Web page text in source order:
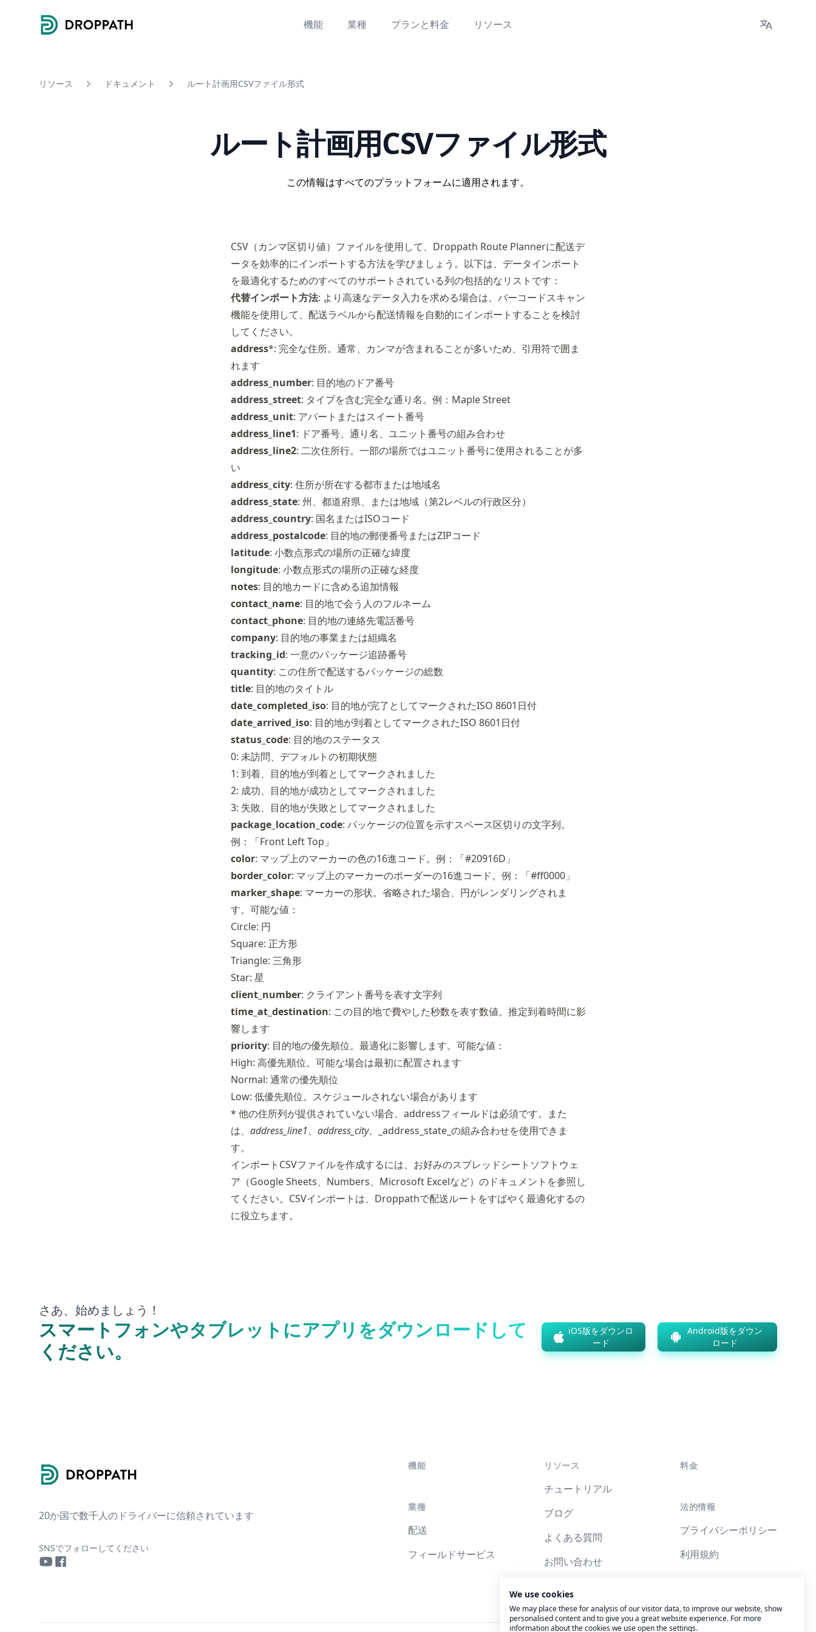
Droppath
機能 業種 プランと料金 リソース Languages
リソース ドキュメント ルート計画用CSVファイル形式
ルート計画用CSVファイル形式
この情報はすべてのプラットフォームに適用されます。
CSV（カンマ区切り値）ファイルを使用して、Droppath Route Plannerに配送デ
ータを効率的にインポートする方法を学びましょう。以下は、データインポート
を最適化するためのすべてのサポートされている列の包括的なリストです：
代替インポート方法: より高速なデータ入力を求める場合は、 バーコードスキャン
機能を使用して、配送ラベルから配送情報を自動的にインポートすることを検討
してください。
address*: 完全な住所。通常、カンマが含まれることが多いため、引用符で囲ま
れます
address_number: 目的地のドア番号
address_street: タイプを含む完全な通り名。例：Maple Street
address_unit: アパートまたはスイート番号
address_line1: ドア番号、通り名、ユニット番号の組み合わせ
address_line2: 二次住所行。一部の場所ではユニット番号に使用されることが多
い
address_city: 住所が所在する都市または地域名
address_state: 州、都道府県、または地域（第2レベルの行政区分）
address_country: 国名またはISOコード
address_postalcode: 目的地の郵便番号またはZIPコード
latitude: 小数点形式の場所の正確な緯度
longitude: 小数点形式の場所の正確な経度
notes: 目的地カードに含める追加情報
contact_name: 目的地で会う人のフルネーム
contact_phone: 目的地の連絡先電話番号
company: 目的地の事業または組織名
tracking_id: 一意のパッケージ追跡番号
quantity: この住所で配送するパッケージの総数
title: 目的地のタイトル
date_completed_iso: 目的地が完了としてマークされたISO 8601 日付
date_arrived_iso: 目的地が到着としてマークされたISO 8601 日付
status_code: 目的地のステータス
0: 未訪問、デフォルトの初期状態
1: 到着、目的地が到着としてマークされました
2: 成功、目的地が成功としてマークされました
3: 失敗、目的地が失敗としてマークされました
package_location_code: パッケージの位置を示すスペース区切りの文字列。
例：「Front Left Top」
color: マップ上のマーカーの色の16進コード。例：「#20916D」
border_color: マップ上のマーカーのボーダーの16進コード。例：「#ff0000」
marker_shape: マーカーの形状。省略された場合、円がレンダリングされま
す。可能な値：
Circle: 円
Square: 正方形
Triangle: 三角形
Star: 星
client_number: クライアント番号を表す文字列
time_at_destination: この目的地で費やした秒数を表す数値。推定到着時間に影
響します
priority: 目的地の優先順位。最適化に影響します。可能な値：
High: 高優先順位。可能な場合は最初に配置されます
Normal: 通常の優先順位
Low: 低優先順位。スケジュールされない場合があります
* 他の住所列が提供されていない場合、addressフィールドは必須です。また
は、 address_line1、 address_city、_address_state_の組み合わせを使用できま
す。
インポートCSVファイルを作成するには、お好みのスプレッドシートソフトウェ
ア（Google Sheets、Numbers、Microsoft Excelなど）のドキュメントを参照し
てください。CSVインポートは、Droppathで配送ルートをすばやく最適化するの
に役立ちます。
さあ、始めましょう！
スマートフォンやタブレットにアプリをダウンロードして
ください。
iOS版をダウンロ
ード
Android版をダウン
ロード
20か国で数千人のドライバーに信頼されています
SNSでフォローしてください
機能
業種
配送
フィールドサービス
リソース
チュートリアル
ブログ
よくある質問
お問い合わせ
料金
法的情報
プライバシーポリシー
利用規約
We use cookies
We may place these for analysis of our visitor data, to improve our website, show
personalised content and to give you a great website experience. For more
information about the cookies we use open the settings.